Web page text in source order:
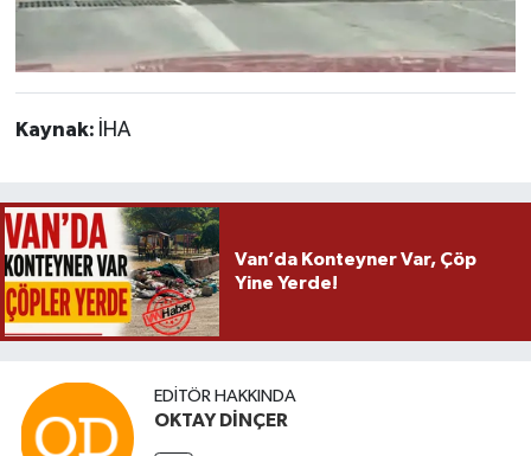
Kaynak: İHA
Van’da Konteyner Var, Çöp
Yine Yerde!
EDITÖR HAKKINDA
OKTAY DİNÇER